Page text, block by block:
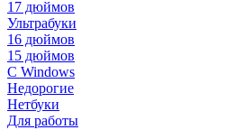
17 дюймов
Ультрабуки
16 дюймов
15 дюймов
С Windows
Недорогие
Нетбуки
Для работы